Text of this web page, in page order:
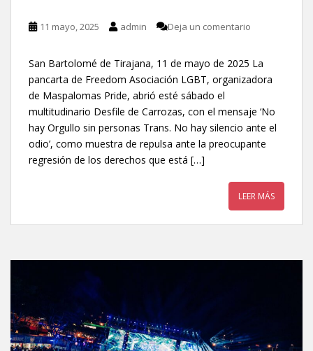
11 mayo, 2025 admin Deja un comentario
San Bartolomé de Tirajana, 11 de mayo de 2025 La
pancarta de Freedom Asociación LGBT, organizadora
de Maspalomas Pride, abrió esté sábado el
multitudinario Desfile de Carrozas, con el mensaje ‘No
hay Orgullo sin personas Trans. No hay silencio ante el
odio’, como muestra de repulsa ante la preocupante
regresión de los derechos que está […]
LEER MÁS